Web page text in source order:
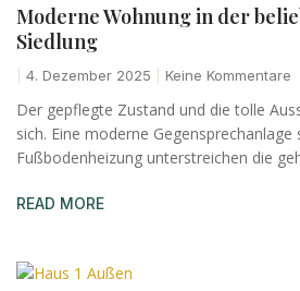
Moderne Wohnung in der
Siedlung
4. Dezember 2025 Keine Kommentare
Der gepflegte Zustand und die tolle
sich. Eine moderne
Fußbodenheizung unterstreichen die
READ MORE